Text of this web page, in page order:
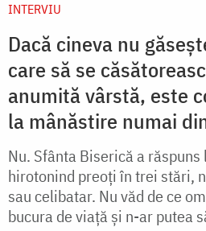
INTERVIU
Dacă cineva nu
care să se
anumită vârstă, este
la mânăstire numai
Nu. Sfânta Biserică a
hirotonind preoți în trei stări,
sau celibatar. Nu văd de ce
bucura de viață și n-ar putea